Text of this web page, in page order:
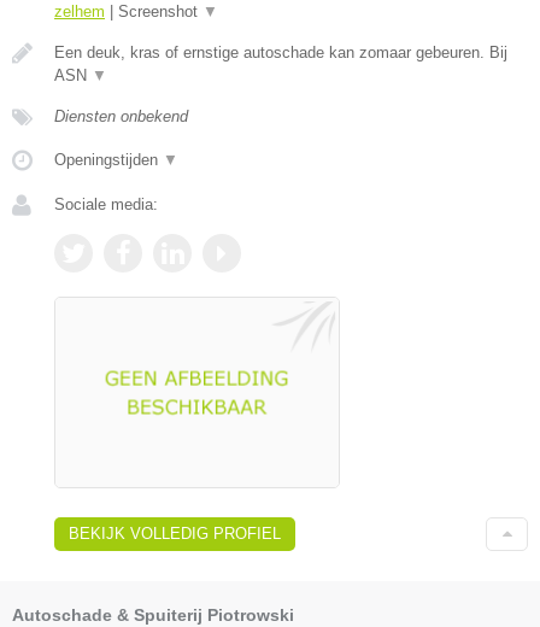
zelhem
Screenshot ▼
Een deuk, kras of ernstige autoschade kan zomaar gebeuren. Bij
ASN ▼
Diensten onbekend
Openingstijden ▼
Sociale media:
BEKIJK VOLLEDIG PROFIEL
Autoschade & Spuiterij Piotrowski